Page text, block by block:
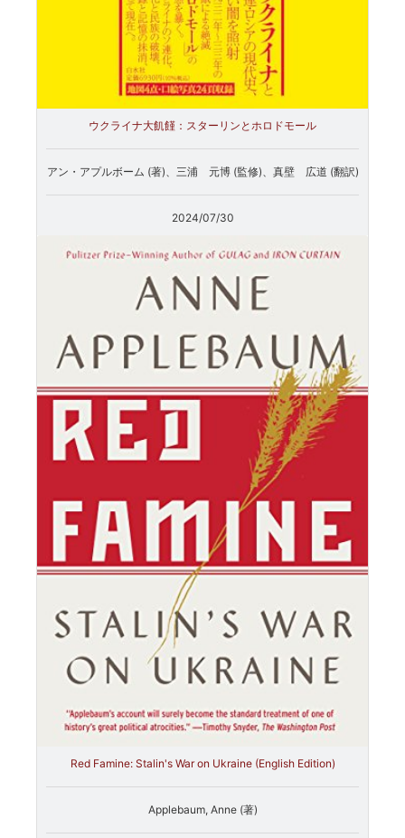
ウクライナ大飢饉：スターリンとホロドモール
アン・アプルボーム (著)、三浦 元博 (監修)、真壁 広道 (翻訳)
2024/07/30
Red Famine: Stalin's War on Ukraine (English Edition)
Applebaum, Anne (著)